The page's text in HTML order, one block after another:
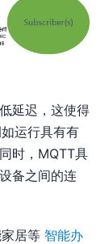
延迟，这使得
运行具有有
时，MQTT具
备之间的连
居等 智能办